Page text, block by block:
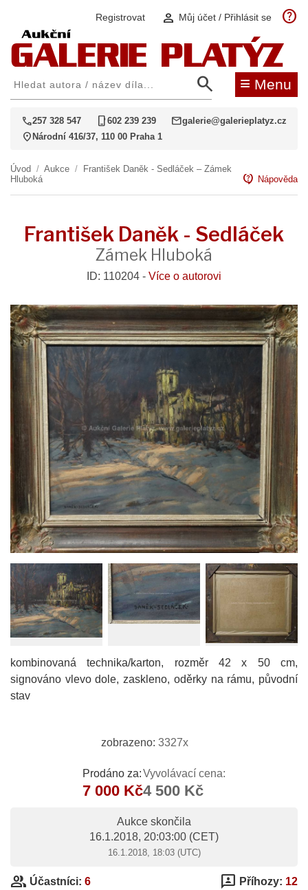
Registrovat person Můj účet / Přihlásit se help
search ≡ Menu
call257 328 547 phone_iphone602 239 239 mailgalerie@galerieplatyz.cz
location_on Národní 416/37, 110 00 Praha 1
Úvod / Aukce /
František Daněk - Sedláček – Zámek
Hluboká
contact_support Nápověda
František Daněk - Sedláček
Zámek Hluboká
ID: 110204 - Více o autorovi
kombinovaná technika/karton, rozměr 42 x 50 cm,
signováno vlevo dole, zaskleno, oděrky na rámu, původní
stav
zobrazeno: 3327x
Prodáno za:
7 000 Kč
Vyvolávací cena:
4 500 Kč
Aukce skončila
16.1.2018, 20:03:00 (CET)
16.1.2018, 18:03 (UTC)
group Účastníci: 6 3p Příhozy: 12